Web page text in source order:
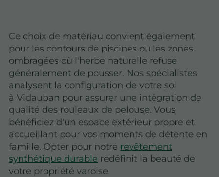
Ce choix de matériau convient également
pour les contours de piscines ou les zones
ombragées où l'herbe naturelle refuse
généralement de pousser. Nos spécialistes
analysent la configuration de votre sol
à Vidauban pour assurer une intégration de
qualité des rouleaux de pelouse. Vous
bénéficiez d'un espace extérieur propre et
accueillant pour vos moments de détente en
famille. Opter pour notre revêtement
synthétique durable redéfinit la beauté de
votre propriété varoise.